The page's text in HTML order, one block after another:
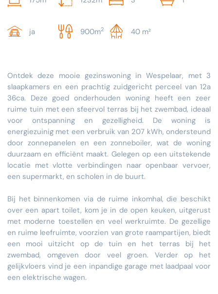
ja 900m2 40 m²
Ontdek deze mooie gezinswoning in Wespelaar, met 3
slaapkamers en een prachtig zuidgericht perceel van 12a
36ca. Deze goed onderhouden woning heeft een zeer
ruime tuin met een sfeervol terras bij het zwembad, ideaal
voor ontspanning en gezelligheid. De woning is
energiezuinig met een verbruik van 207 kWh, ondersteund
door zonnepanelen en een zonneboiler, wat de woning
duurzaam en efficiënt maakt. Gelegen op een uitstekende
locatie met vlotte verbindingen naar openbaar vervoer,
een supermarkt, en scholen in de buurt.
Bij het binnenkomen via de ruime inkomhal, die beschikt
over een apart toilet, kom je in de open keuken, uitgerust
met moderne toestellen en veel werkruimte. De gezellige
en ruime leefruimte, voorzien van grote raampartijen, biedt
een mooi uitzicht op de tuin en het terras bij het
zwembad, omgeven door veel groen. Verder op het
gelijkvloers vind je een inpandige garage met laadpaal voor
een elektrische wagen.